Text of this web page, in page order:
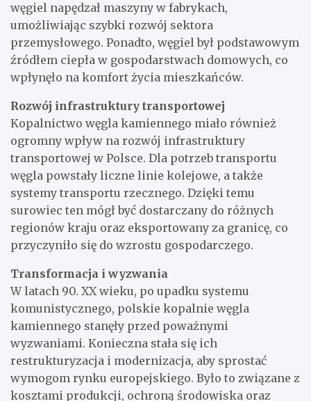
węgiel napędzał maszyny w fabrykach,
umożliwiając szybki rozwój sektora
przemysłowego. Ponadto, węgiel był podstawowym
źródłem ciepła w gospodarstwach domowych, co
wpłynęło na komfort życia mieszkańców.
Rozwój infrastruktury transportowej
Kopalnictwo węgla kamiennego miało również
ogromny wpływ na rozwój infrastruktury
transportowej w Polsce. Dla potrzeb transportu
węgla powstały liczne linie kolejowe, a także
systemy transportu rzecznego. Dzięki temu
surowiec ten mógł być dostarczany do różnych
regionów kraju oraz eksportowany za granicę, co
przyczyniło się do wzrostu gospodarczego.
Transformacja i wyzwania
W latach 90. XX wieku, po upadku systemu
komunistycznego, polskie kopalnie węgla
kamiennego stanęły przed poważnymi
wyzwaniami. Konieczna stała się ich
restrukturyzacja i modernizacja, aby sprostać
wymogom rynku europejskiego. Było to związane z
kosztami produkcji, ochroną środowiska oraz